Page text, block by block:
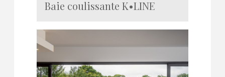
Baie coulissante K•LINE